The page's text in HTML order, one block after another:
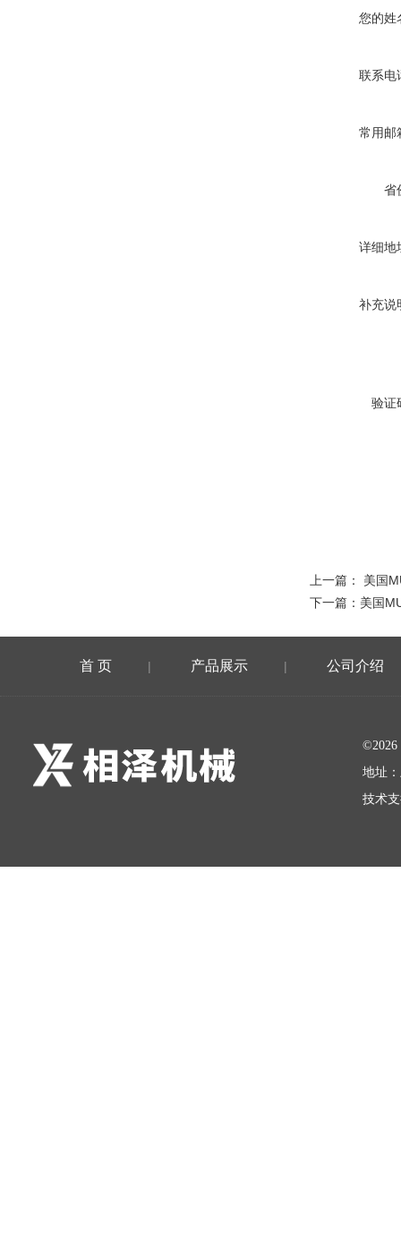
您的姓
联系电
常用邮
省
详细地
补充说
验证
上一篇： 美国
下一篇： 美国
首 页 | 产品展示 | 公司介绍
地址
技术